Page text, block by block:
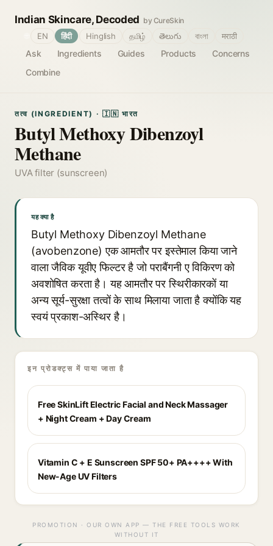
Indian Skincare, Decoded by CureSkin
Ask Ingredients Guides Products
Concerns
Combine
EN हिंदी Hinglish தமிழ் తెలుగు বাংলা मराठी
तत्व (INGREDIENT) · 🇮🇳 भारत
Butyl Methoxy Dibenzoyl
Methane
UVA filter (sunscreen)
यह क्या है
Butyl Methoxy Dibenzoyl Methane
(avobenzone) एक आमतौर पर इस्तेमाल किया जाने
वाला जैविक यूवीए फिल्टर है जो पराबैंगनी ए विकिरण को
अवशोषित करता है। यह आमतौर पर स्थिरीकारकों या
अन्य सूर्य-सुरक्षा तत्वों के साथ मिलाया जाता है क्योंकि यह
स्वयं प्रकाश-अस्थिर है।
इन प्रोडक्ट्स में पाया जाता है
Free SkinLift Electric Facial and Neck Massager
+ Night Cream + Day Cream
Vitamin C + E Sunscreen SPF 50+ PA++++ With
New-Age UV Filters
PROMOTION · OUR OWN APP — THE FREE TOOLS WORK
WITHOUT IT